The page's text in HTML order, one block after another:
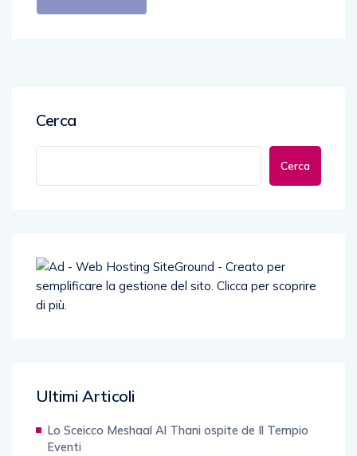
Cerca
Cerca
Ultimi Articoli
Lo Sceicco Meshaal Al Thani ospite de Il Tempio
Eventi